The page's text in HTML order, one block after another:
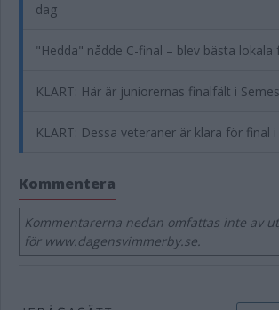
dag
"Hedda" nådde C-final – blev bästa lokala
KLART: Här är juniorernas finalfält i
KLART: Dessa veteraner är klara för final
Kommentera
Kommentarerna nedan omfattas inte av
för www.dagensvimmerby.se.